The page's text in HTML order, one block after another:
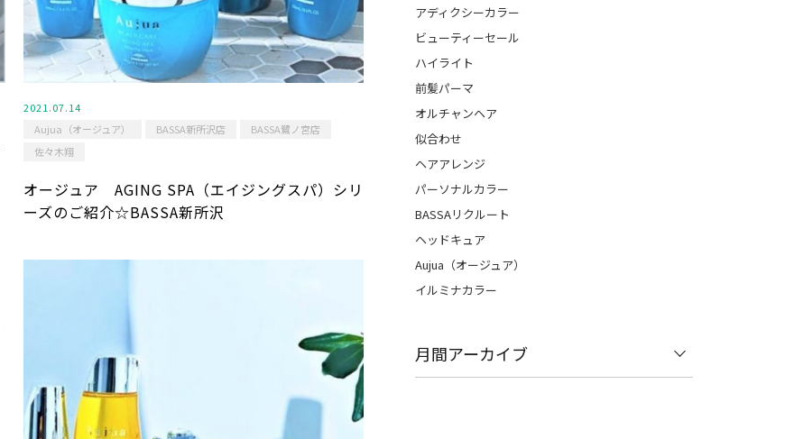
2021.07.14
Aujua（オージュア）
BASSA新所沢店
BASSA鷺ノ宮店
佐々木翔
オージュア AGING SPA（エイジングスパ）シリ
ーズのご紹介☆BASSA新所沢
アディクシーカラー
ビューティーセール
ハイライト
前髪パーマ
オルチャンヘア
似合わせ
ヘアアレンジ
パーソナルカラー
BASSAリクルート
ヘッドキュア
Aujua（オージュア）
イルミナカラー
月間アーカイブ